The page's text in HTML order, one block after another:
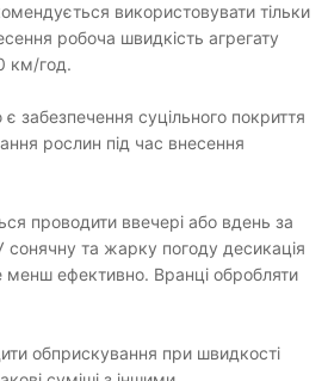
використовувати тільки
робоча швидкість агрегату
км/год.
забезпечення суцільного покриття
рослин під час внесення
проводити ввечері або вдень за
та жарку погоду десикація
ефективно. Вранці обробляти
обприскування при швидкості